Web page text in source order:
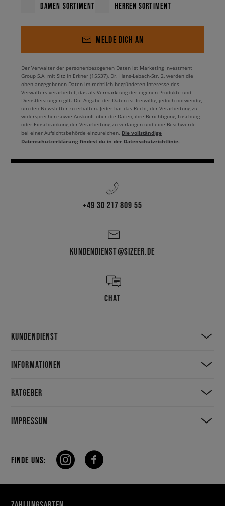
DAMEN SORTIMENT HERREN SORTIMENT
MELDE DICH AN
Der Verwalter der personenbezogenen Daten ist Marketing Investment
Group S.A. mit Sitz in Erkner (15537), Dr. Hans-Lebach-Str. 2, werden die
oben angegebenen Daten im rechtlich begründeten Interesse des
Verwalters verarbeitet, das als Vermarktung der eigenen Produkte und
Dienstleistungen gilt. Die Angabe der Daten ist freiwillig, jedoch notwendig,
um den Newsletter zu erhalten. Jeder hat das Recht, der Verarbeitung zu
widersprechen sowie Auskunft über die Daten, ihre Berichtigung, Löschung
oder Einschränkung der Verarbeitung zu verlangen und eine Beschwerde
bei einer Aufsichtsbehörde einzureichen. Die vollständige
Datenschutzerklärung findest du in der Datenschutzrichtlinie.
+49 30 217 809 55
KUNDENDIENST@SIZEER.DE
CHAT
KUNDENDIENST
INFORMATIONEN
RATGEBER
IMPRESSUM
FINDE UNS: